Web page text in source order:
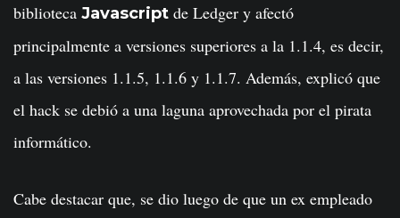
biblioteca Javascript de Ledger y afectó
principalmente a versiones superiores a la 1.1.4, es decir,
a las versiones 1.1.5, 1.1.6 y 1.1.7. Además, explicó que
el hack se debió a una laguna aprovechada por el pirata
informático.
Cabe destacar que, se dio luego de que un ex empleado